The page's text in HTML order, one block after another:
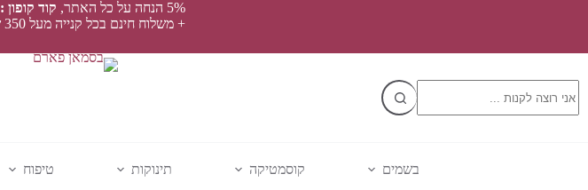
5% הנחה על כל האתר,
קוד קופון : cl5pe
+ משלוח חינם בכל קנייה מעל 350 ש״ח!
results
בשמים קוסמטיקה תינוקות טיפוח